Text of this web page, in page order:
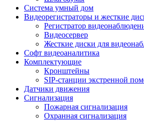
Cистема умный дом
Видеорегистраторы и жесткие
Регистратор
Видеосервер
Жесткие диски для
Софт видеоаналитика
Комплектующие
Кронштейны
SIP-станции экстренной
Датчики движения
Сигнализация
Пожарная сигнализация
Охранная сигнализация